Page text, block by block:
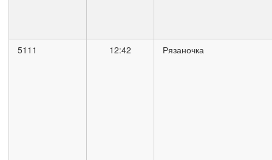
5111 12:42 Рязаночка